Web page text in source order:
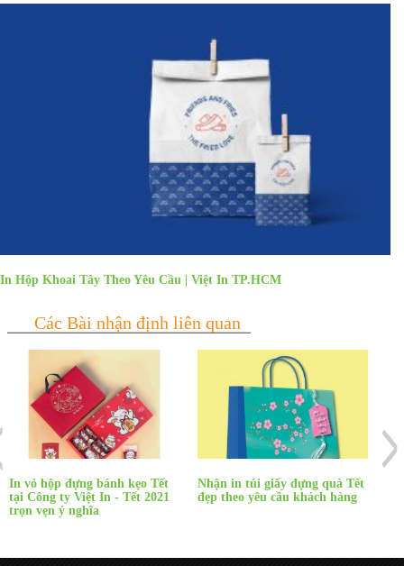
In Hộp Khoai Tây Theo Yêu Cầu | Việt In TP.HCM
In vỏ hộp đựng bánh kẹo Tết
tại Công ty Việt In - Tết 2021
trọn vẹn ý nghĩa
Nhận in túi giấy đựng quà Tết
đẹp theo yêu cầu khách hàng